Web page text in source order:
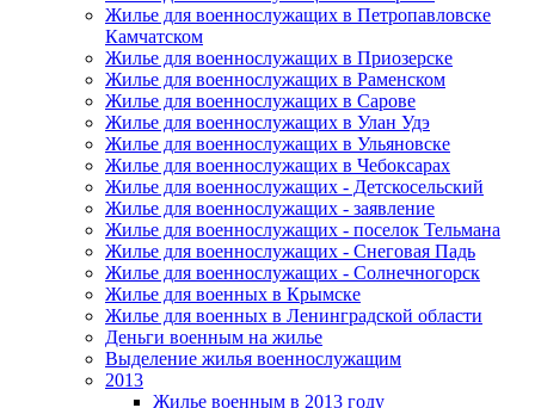
Жилье для военнослужащих в Петропавловске
Камчатском
Жилье для военнослужащих в Приозерске
Жилье для военнослужащих в Раменском
Жилье для военнослужащих в Сарове
Жилье для военнослужащих в Улан Удэ
Жилье для военнослужащих в Ульяновске
Жилье для военнослужащих в Чебоксарах
Жилье для военнослужащих - Детскосельский
Жилье для военнослужащих - заявление
Жилье для военнослужащих - поселок Тельмана
Жилье для военнослужащих - Снеговая Падь
Жилье для военнослужащих - Солнечногорск
Жилье для военных в Крымске
Жилье для военных в Ленинградской области
Деньги военным на жилье
Выделение жилья военнослужащим
2013
Жилье военным в 2013 году